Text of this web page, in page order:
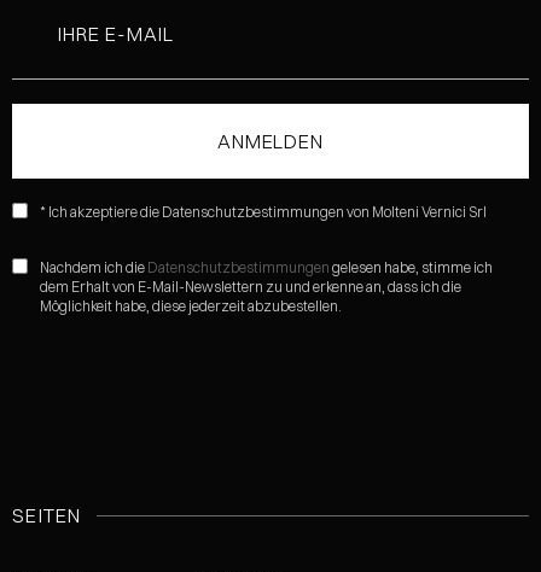
* Ich akzeptiere die Datenschutzbestimmungen von Molteni Vernici Srl
Nachdem ich die Datenschutzbestimmungen gelesen habe, stimme ich
dem Erhalt von E-Mail-Newslettern zu und erkenne an, dass ich die
Möglichkeit habe, diese jederzeit abzubestellen.
SEITEN